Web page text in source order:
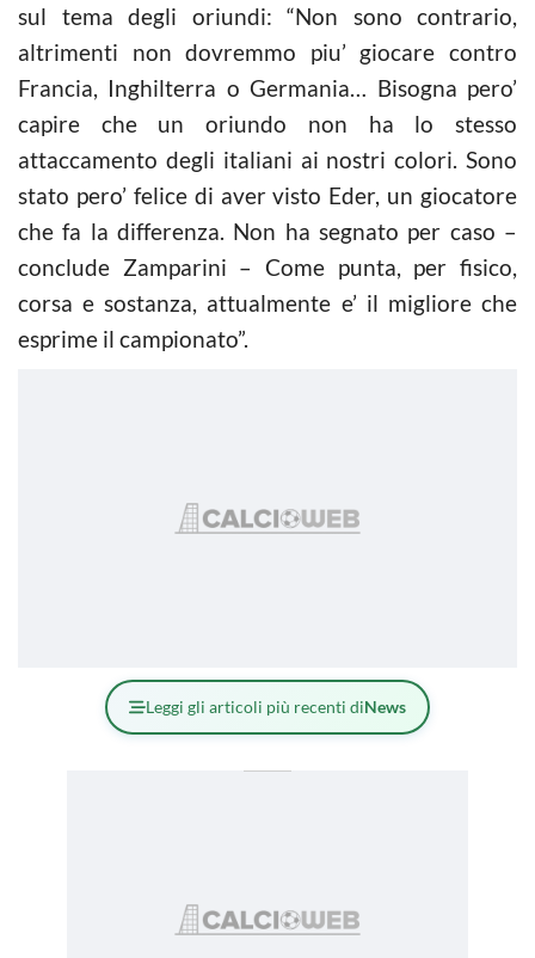
sul tema degli oriundi: “Non sono contrario,
altrimenti non dovremmo piu’ giocare contro
Francia, Inghilterra o Germania… Bisogna pero’
capire che un oriundo non ha lo stesso
attaccamento degli italiani ai nostri colori. Sono
stato pero’ felice di aver visto Eder, un giocatore
che fa la differenza. Non ha segnato per caso –
conclude Zamparini – Come punta, per fisico,
corsa e sostanza, attualmente e’ il migliore che
esprime il campionato”.
Leggi gli articoli più recenti diNews